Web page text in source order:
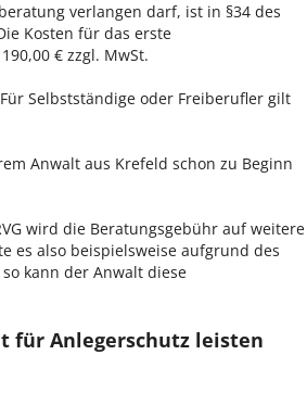
verlangen darf, ist in §34 des
Kosten für das erste
€ zzgl. MwSt.
Selbstständige oder Freiberufler gilt
Anwalt aus Krefeld schon zu Beginn
wird die Beratungsgebühr auf weitere
es also beispielsweise aufgrund des
kann der Anwalt diese
für Anlegerschutz leisten